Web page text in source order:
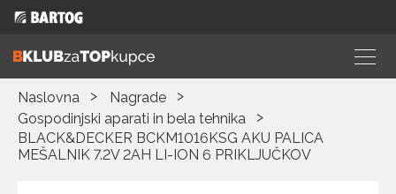
Naslovna
Nagrade
Gospodinjski aparati in bela tehnika
BLACK&DECKER BCKM1016KSG AKU PALICA
MEŠALNIK 7.2V 2AH LI-ION 6 PRIKLJUČKOV